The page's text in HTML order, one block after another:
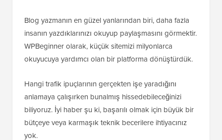
Blog yazmanın en güzel yanlarından biri, daha fazla
insanın yazdıklarınızı okuyup paylaşmasını görmektir.
WPBeginner olarak, küçük sitemizi milyonlarca
okuyucuya yardımcı olan bir platforma dönüştürdük.
Hangi trafik ipuçlarının gerçekten işe yaradığını
anlamaya çalışırken bunalmış hissedebileceğinizi
biliyoruz. İyi haber şu ki, başarılı olmak için büyük bir
bütçeye veya karmaşık teknik becerilere ihtiyacınız
yok.